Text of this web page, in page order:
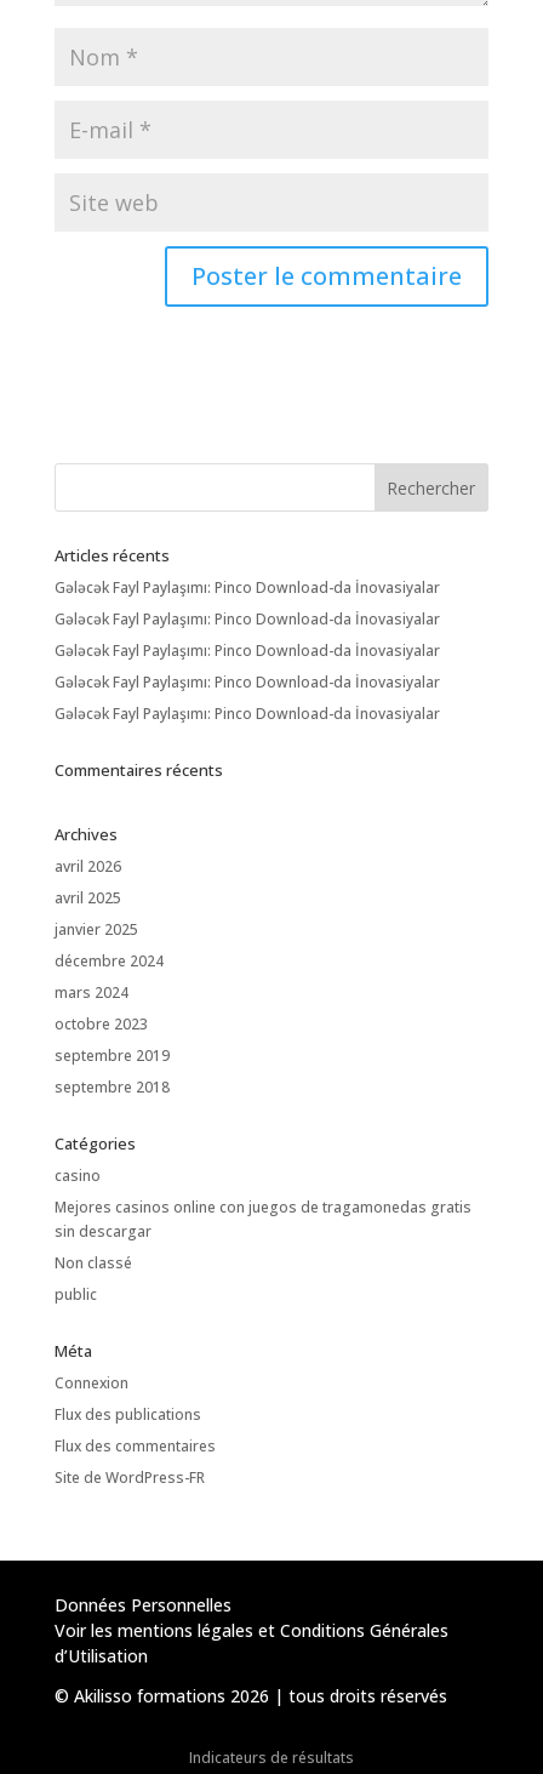
Articles récents
Gələcək Fayl Paylaşımı: Pinco Download-da İnovasiyalar
Gələcək Fayl Paylaşımı: Pinco Download-da İnovasiyalar
Gələcək Fayl Paylaşımı: Pinco Download-da İnovasiyalar
Gələcək Fayl Paylaşımı: Pinco Download-da İnovasiyalar
Gələcək Fayl Paylaşımı: Pinco Download-da İnovasiyalar
Commentaires récents
Archives
avril 2026
avril 2025
janvier 2025
décembre 2024
mars 2024
octobre 2023
septembre 2019
septembre 2018
Catégories
casino
Mejores casinos online con juegos de tragamonedas gratis
sin descargar
Non classé
public
Méta
Connexion
Flux des publications
Flux des commentaires
Site de WordPress-FR
Données Personnelles
Voir les mentions légales et Conditions Générales
d’Utilisation
© Akilisso formations 2026 | tous droits réservés
Indicateurs de résultats